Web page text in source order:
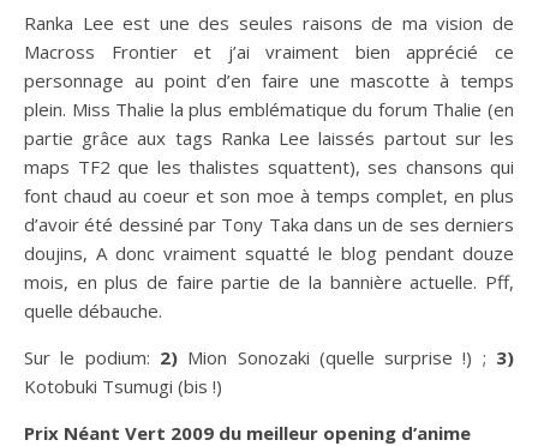
Ranka Lee est une des seules raisons de ma vision de
Macross Frontier et j’ai vraiment bien apprécié ce
personnage au point d’en faire une mascotte à temps
plein. Miss Thalie la plus emblématique du forum Thalie (en
partie grâce aux tags Ranka Lee laissés partout sur les
maps TF2 que les thalistes squattent), ses chansons qui
font chaud au coeur et son moe à temps complet, en plus
d’avoir été dessiné par Tony Taka dans un de ses derniers
doujins, A donc vraiment squatté le blog pendant douze
mois, en plus de faire partie de la bannière actuelle. Pff,
quelle débauche.
Sur le podium: 2)Mion Sonozaki (quelle surprise !) ; 3)
Kotobuki Tsumugi (bis !)
Prix Néant Vert 2009 du meilleur opening d’anime